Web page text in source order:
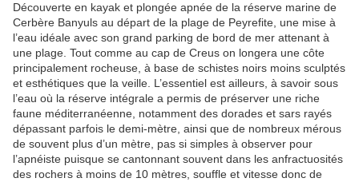
Découverte en kayak et plongée apnée de la réserve marine de
Cerbère Banyuls au départ de la plage de Peyrefite, une mise à
l’eau idéale avec son grand parking de bord de mer attenant à
une plage. Tout comme au cap de Creus on longera une côte
principalement rocheuse, à base de schistes noirs moins sculptés
et esthétiques que la veille. L’essentiel est ailleurs, à savoir sous
l’eau où la réserve intégrale a permis de préserver une riche
faune méditerranéenne, notamment des dorades et sars rayés
dépassant parfois le demi-mètre, ainsi que de nombreux mérous
de souvent plus d’un mètre, pas si simples à observer pour
l’apnéiste puisque se cantonnant souvent dans les anfractuosités
des rochers à moins de 10 mètres, souffle et vitesse donc de